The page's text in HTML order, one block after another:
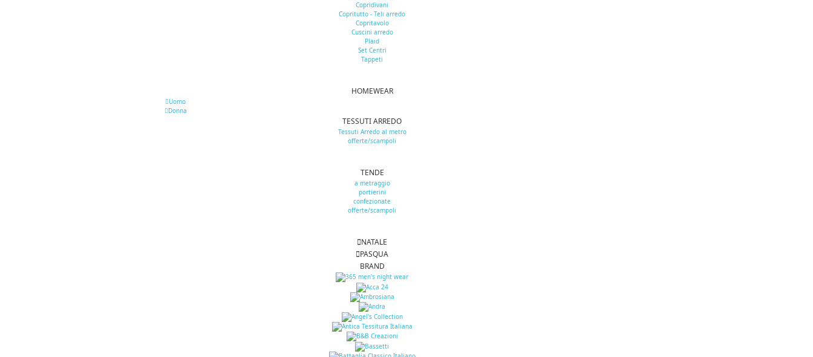
Copridivani
Copritutto - Teli arredo
Copritavolo
Cuscini arredo
Plaid
Set Centri
Tappeti
HOMEWEAR
Uomo
Donna
TESSUTI ARREDO
Tessuti Arredo al metro
offerte/scampoli
TENDE
a metraggio
portierini
confezionate
offerte/scampoli
NATALE
PASQUA
BRAND